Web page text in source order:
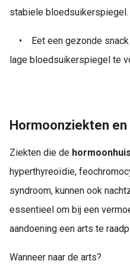
stabiele bloedsuikerspiegel.
•
Eet een gezonde
lage bloedsuikerspiegel te
Hormoonziekten
Ziekten die de
hyperthyreoïdie,
syndroom, kunnen ook
essentieel om bij een
aandoening een arts te
Wanneer naar de arts?